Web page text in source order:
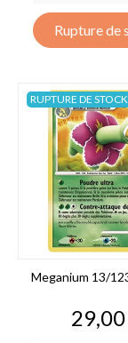
Rupture de
Meganium 13/
Prix
RUPTURE DE STOCK